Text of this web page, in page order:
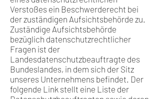
Verstoßes ein Beschwerderecht bei
der zuständigen Aufsichtsbehörde zu.
Zuständige Aufsichtsbehörde
bezüglich datenschutzrechtlicher
Fragen ist der
Landesdatenschutzbeauftragte des
Bundeslandes, in dem sich der Sitz
unseres Unternehmens befindet. Der
folgende Link stellt eine Liste der